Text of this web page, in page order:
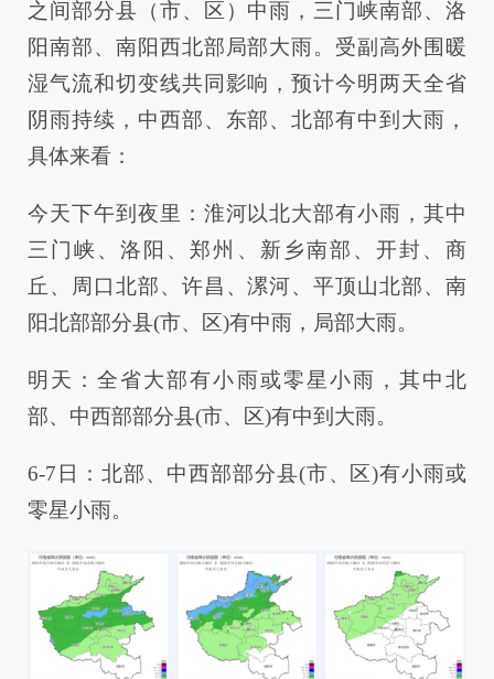
之间部分县（市、区）中雨，三门峡南部、洛
阳南部、南阳西北部局部大雨。受副高外围暖
湿气流和切变线共同影响，预计今明两天全省
阴雨持续，中西部、东部、北部有中到大雨，
具体来看：
今天下午到夜里：淮河以北大部有小雨，其中
三门峡、洛阳、郑州、新乡南部、开封、商
丘、周口北部、许昌、漯河、平顶山北部、南
阳北部部分县(市、区)有中雨，局部大雨。
明天：全省大部有小雨或零星小雨，其中北
部、中西部部分县(市、区)有中到大雨。
6-7日：北部、中西部部分县(市、区)有小雨或
零星小雨。